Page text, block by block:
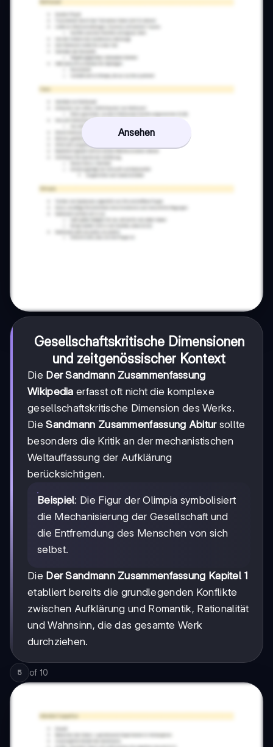
Ansehen
Gesellschaftskritische Dimensionen
und zeitgenössischer Kontext
Die Der Sandmann Zusammenfassung
Wikipedia erfasst oft nicht die komplexe
gesellschaftskritische Dimension des Werks.
DieSandmann Zusammenfassung Abitursollte
besonders die Kritik an der mechanistischen
Weltauffassung der Aufklärung
berücksichtigen.
Beispiel: Die Figur der Olimpia symbolisiert
die Mechanisierung der Gesellschaft und
die Entfremdung des Menschen von sich
selbst.
Die Der Sandmann Zusammenfassung Kapitel 1
etabliert bereits die grundlegenden Konflikte
zwischen Aufklärung und Romantik, Rationalität
und Wahnsinn, die das gesamte Werk
durchziehen.
5 of 10